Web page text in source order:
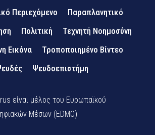
Περιεχόμενο
Παραπλανητικό
Πολιτική
Τεχνητή Νοημοσύνη
Εικόνα
Τροποποιημένο Βίντεο
Ψευδοεπιστήμη
είναι μέλος του Ευρωπαϊκού
Μέσων (EDMO)